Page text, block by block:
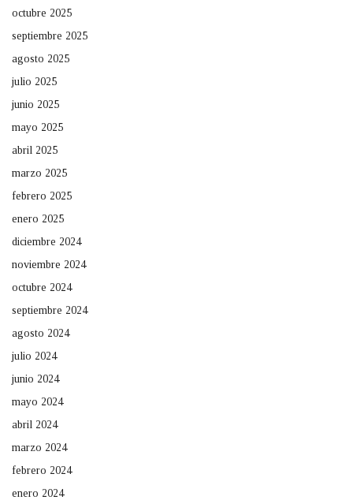
octubre 2025
septiembre 2025
agosto 2025
julio 2025
junio 2025
mayo 2025
abril 2025
marzo 2025
febrero 2025
enero 2025
diciembre 2024
noviembre 2024
octubre 2024
septiembre 2024
agosto 2024
julio 2024
junio 2024
mayo 2024
abril 2024
marzo 2024
febrero 2024
enero 2024